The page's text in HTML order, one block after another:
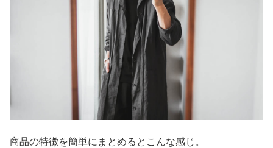
商品の特徴を簡単にまとめるとこんな感じ。